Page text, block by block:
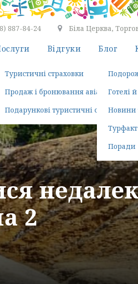
887-84-24 Біла Церква,
безкоштовно
турів
поїздка
Туристичні страховки
Продаж і бронювання авіаквитків
Подарункові туристичні сертифікати
Відгуки Блог
Готелі
Новини
Турфакт
Поради
2